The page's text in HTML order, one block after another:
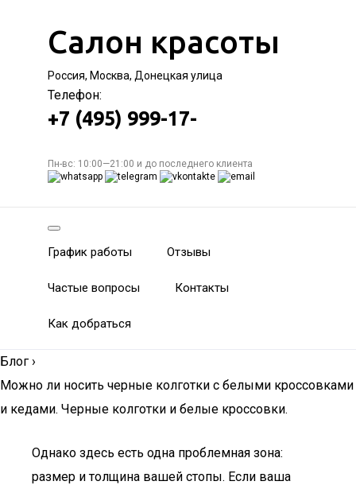
Салон красоты
Россия, Москва, Донецкая улица
Телефон:
+7 (495) 999-17-
Пн-вс: 10:00—21:00 и до последнего клиента
График работы Отзывы
Частые вопросы Контакты
Как добраться
Блог ›
Можно ли носить черные колготки с белыми кроссовками
и кедами. Черные колготки и белые кроссовки.
Однако здесь есть одна проблемная зона:
размер и толщина вашей стопы. Если ваша